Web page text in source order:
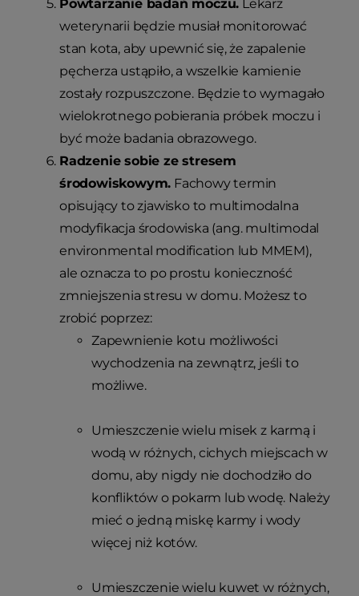
Powtarzanie badań moczu. Lekarz
weterynarii będzie musiał monitorować
stan kota, aby upewnić się, że zapalenie
pęcherza ustąpiło, a wszelkie kamienie
zostały rozpuszczone. Będzie to wymagało
wielokrotnego pobierania próbek moczu i
być może badania obrazowego.
Radzenie sobie ze stresem
środowiskowym. Fachowy termin
opisujący to zjawisko to multimodalna
modyfikacja środowiska (ang. multimodal
environmental modification lub MMEM),
ale oznacza to po prostu konieczność
zmniejszenia stresu w domu. Możesz to
zrobić poprzez:
Zapewnienie kotu możliwości
wychodzenia na zewnątrz, jeśli to
możliwe.
Umieszczenie wielu misek z karmą i
wodą w różnych, cichych miejscach w
domu, aby nigdy nie dochodziło do
konfliktów o pokarm lub wodę. Należy
mieć o jedną miskę karmy i wody
więcej niż kotów.
Umieszczenie wielu kuwet w różnych,